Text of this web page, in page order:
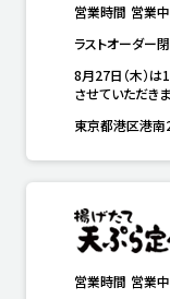
営業時間 営業中
ラストオーダー
8月27日（木）
させていただきま
東京都港区港
営業時間 営業中